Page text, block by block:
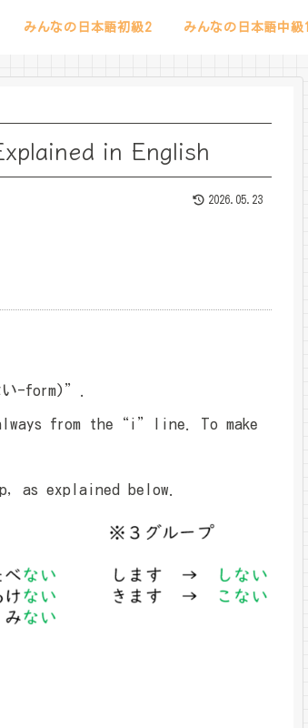
みんなの日本語初級2 みんなの日本語中級1
in English
2026.05.23
-form)”.
from the“i”line. To make
as explained below.